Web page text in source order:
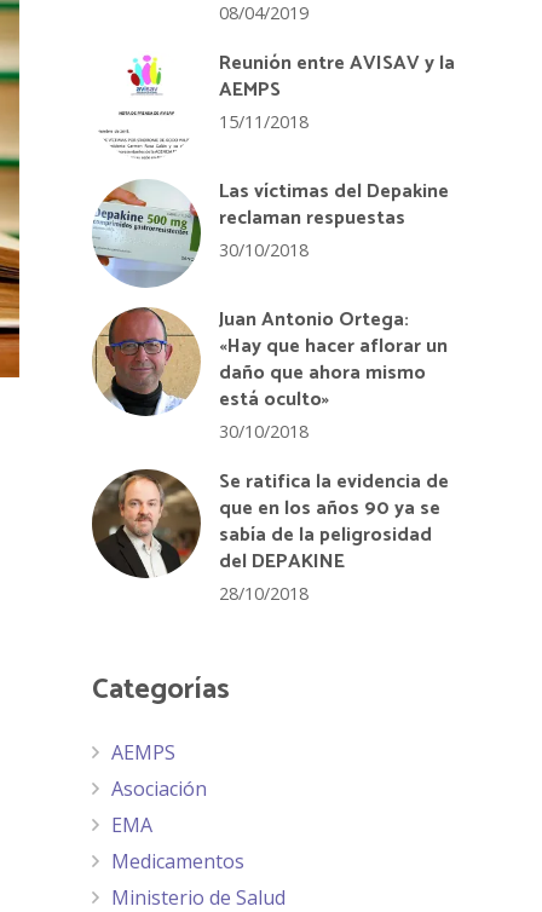
08/04/2019
Reunión entre AVISAV y la
AEMPS
15/11/2018
Las víctimas del Depakine
reclaman respuestas
30/10/2018
Juan Antonio Ortega:
«Hay que hacer aflorar un
daño que ahora mismo
está oculto»
30/10/2018
Se ratifica la evidencia de
que en los años 90 ya se
sabía de la peligrosidad
del DEPAKINE
28/10/2018
Categorías
AEMPS
Asociación
EMA
Medicamentos
Ministerio de Salud